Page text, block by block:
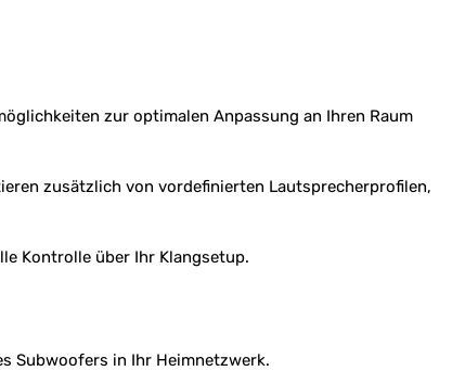
zur optimalen Anpassung an Ihren Raum
zusätzlich von vordefinierten Lautsprecherprofilen,
Kontrolle über Ihr Klangsetup.
Subwoofers in Ihr Heimnetzwerk.